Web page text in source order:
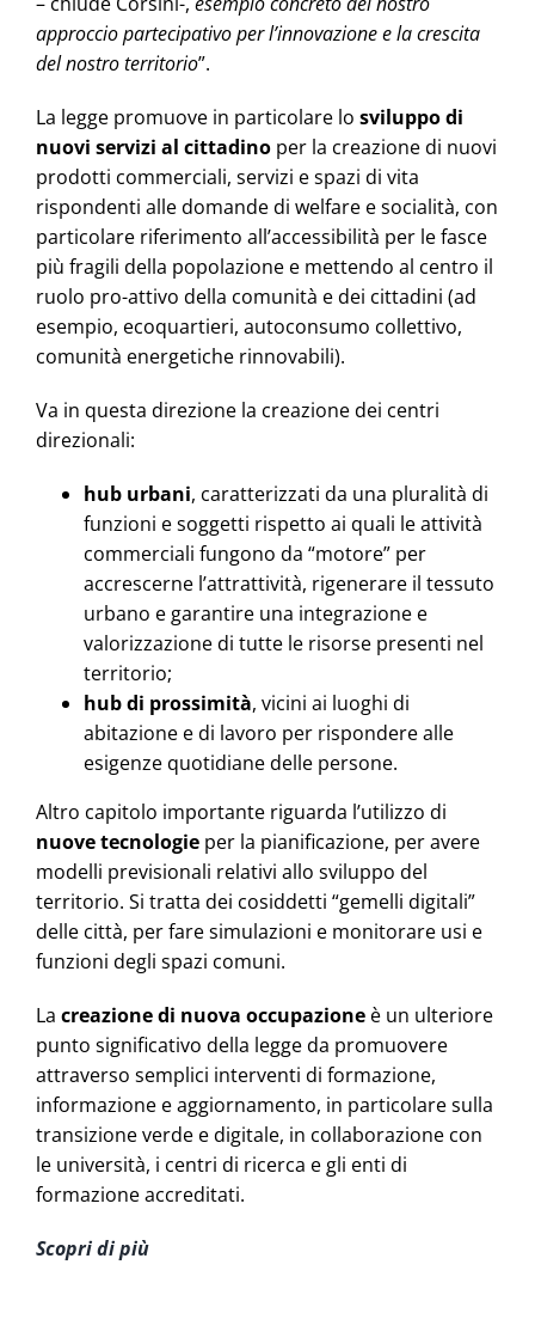
approccio partecipativo per l’innovazione e la crescita
del nostro territorio”.
La legge promuove in particolare lo sviluppo di
nuovi servizi al cittadino per la creazione di nuovi
prodotti commerciali, servizi e spazi di vita
rispondenti alle domande di welfare e socialità, con
particolare riferimento all’accessibilità per le fasce
più fragili della popolazione e mettendo al centro il
ruolo pro-attivo della comunità e dei cittadini (ad
esempio, ecoquartieri, autoconsumo collettivo,
comunità energetiche rinnovabili).
Va in questa direzione la creazione dei centri
direzionali:
hub urbani, caratterizzati da una pluralità di
funzioni e soggetti rispetto ai quali le attività
commerciali fungono da “motore” per
accrescerne l’attrattività, rigenerare il tessuto
urbano e garantire una integrazione e
valorizzazione di tutte le risorse presenti nel
territorio;
hub di prossimità, vicini ai luoghi di
abitazione e di lavoro per rispondere alle
esigenze quotidiane delle persone.
Altro capitolo importante riguarda l’utilizzo di
nuove tecnologie per la pianificazione, per avere
modelli previsionali relativi allo sviluppo del
territorio. Si tratta dei cosiddetti “gemelli digitali”
delle città, per fare simulazioni e monitorare usi e
funzioni degli spazi comuni.
La creazione di nuova occupazione è un ulteriore
punto significativo della legge da promuovere
attraverso semplici interventi di formazione,
informazione e aggiornamento, in particolare sulla
transizione verde e digitale, in collaborazione con
le università, i centri di ricerca e gli enti di
formazione accreditati.
Scopri di più